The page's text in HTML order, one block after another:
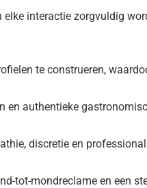
interactie zorgvuldig
te construeren,
authentieke
discretie en
tot-mondreclame en een